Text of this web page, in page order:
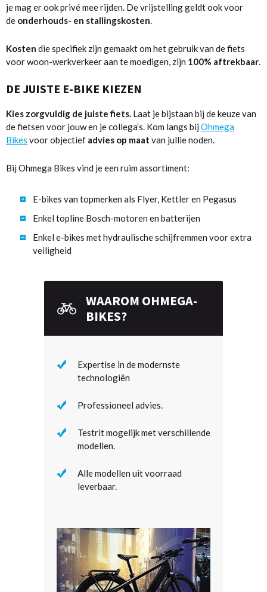
je mag er ook privé mee rijden. De vrijstelling geldt ook voor
de onderhouds- en stallingskosten
Kosten die specifiek zijn gemaakt om het gebruik van de fiets
voor woon-werkverkeer aan te moedigen, zijn 100% aftrekbaar
DE JUISTE E-BIKE KIEZEN
Kies zorgvuldig de juiste fiets. Laat je bijstaan bij de keuze van
de fietsen voor jouw en je collega’s. Kom langs bij Ohmega
Bikes voor objectief advies op maat van jullie noden.
Bij Ohmega Bikes vind je een ruim assortiment:
E-bikes van topmerken als Flyer, Kettler en Pegasus
Enkel topline Bosch-motoren en batterijen
Enkel e-bikes met hydraulische schijfremmen voor extra
veiligheid
WAAROM OHMEGA-
BIKES?
Expertise in de modernste
technologiën
Professioneel advies.
Testrit mogelijk met verschillende
modellen.
Alle modellen uit voorraad
leverbaar.